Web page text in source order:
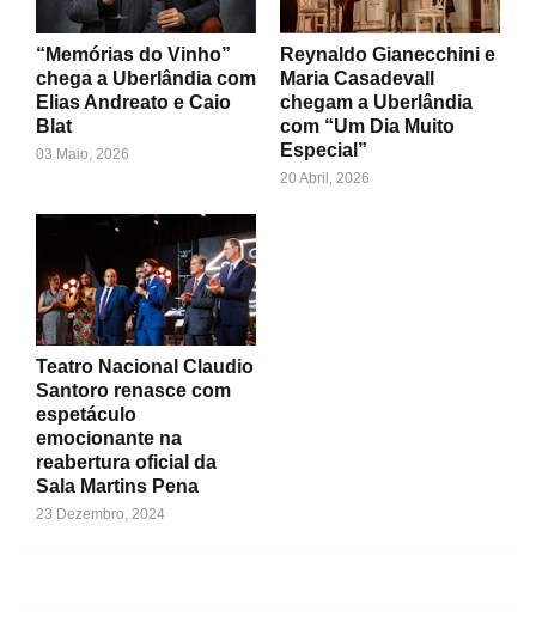
“Memórias do Vinho”
chega a Uberlândia com
Elias Andreato e Caio
Blat
03 Maio, 2026
Reynaldo Gianecchini e
Maria Casadevall
chegam a Uberlândia
com “Um Dia Muito
Especial”
20 Abril, 2026
Teatro Nacional Claudio
Santoro renasce com
espetáculo
emocionante na
reabertura oficial da
Sala Martins Pena
23 Dezembro, 2024